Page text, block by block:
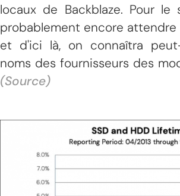
locaux de Backblaze. Pour le
probablement encore
et d'ici là, on connaîtra
noms des fournisseurs des
(Source)